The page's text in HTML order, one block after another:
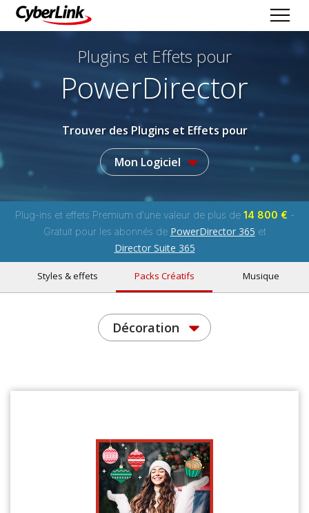
Plugins et Effets pour
PowerDirector
Trouver des Plugins et Effets pour
Mon Logiciel
Plug-ins et effets Premium d'une valeur de plus de 14 800 € -
Gratuit pour les abonnés de PowerDirector 365 et
Director Suite 365
Styles & effets Packs Créatifs Musique
Décoration